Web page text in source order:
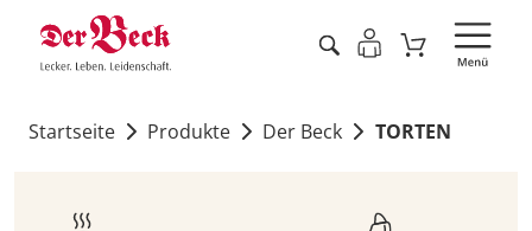
Startseite Produkte Der Beck TORTEN